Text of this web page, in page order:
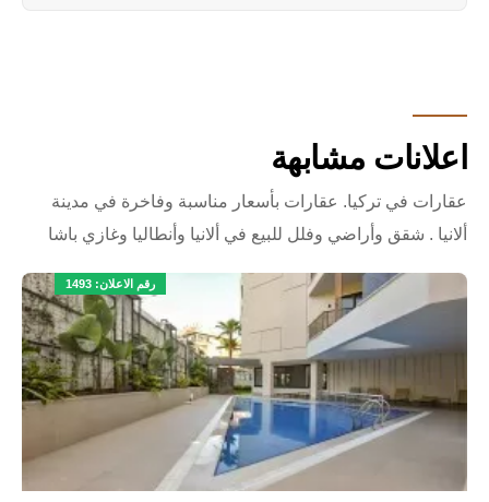
اعلانات مشابهة
عقارات في تركيا. عقارات بأسعار مناسبة وفاخرة في مدينة
ألانيا . شقق وأراضي وفلل للبيع في ألانيا وأنطاليا وغازي باشا
رقم الاعلان: 1493